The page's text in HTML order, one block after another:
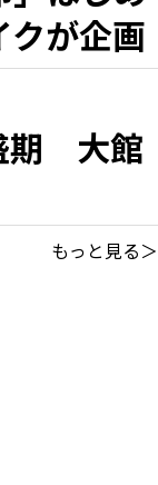
が企画
期 大館
もっと見る＞